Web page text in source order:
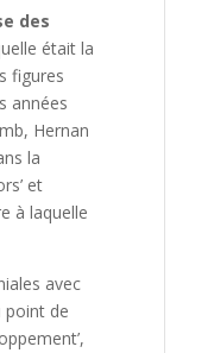
des
était la
figures
années
Hernan
la
et
à laquelle
avec
point de